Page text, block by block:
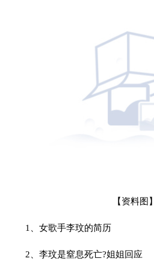
【资料图】
1、女歌手李玟的简历
2、李玟是窒息死亡?姐姐回应